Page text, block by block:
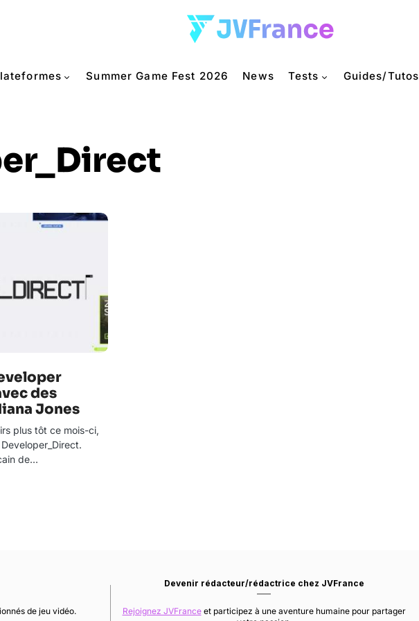
Summer Game Fest 2026 News Tests Guides/Tutos
des
Jones
plus tôt ce mois-ci,
de…
de jeu vidéo.
Devenir rédacteur/rédactrice chez JVFrance
Rejoignez JVFranceet participez à une aventure humaine pour partager